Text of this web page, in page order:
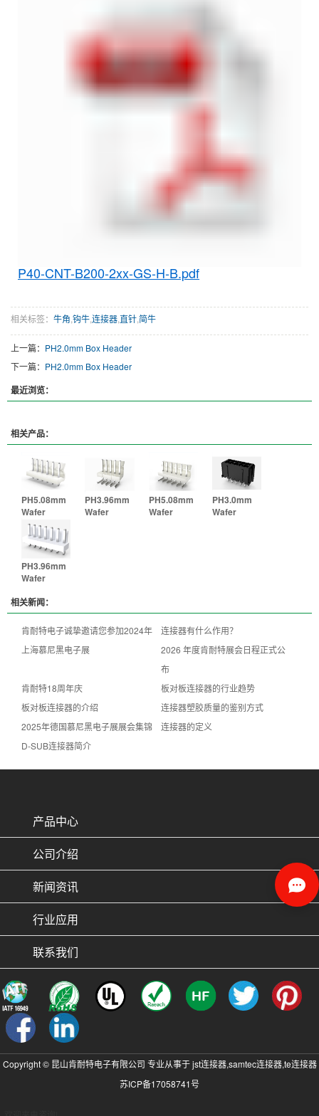
P40-CNT-B200-2xx-GS-H-B.pdf
相关标签： 牛角 钩牛连接器 直针简牛
上一篇： PH2.0mm Box Header
下一篇： PH2.0mm Box Header
最近浏览：
相关产品：
PH5.08mm
Wafer
PH3.96mm
Wafer
PH5.08mm
Wafer
PH3.0mm
Wafer
PH3.96mm
Wafer
相关新闻：
肯耐特电子诚挚邀请您参加2024年
上海慕尼黑电子展
连接器有什么作用？
2026 年度肯耐特展会日程正式公
布
肯耐特18周年庆
板对板连接器的行业趋势
板对板连接器的介绍
连接器塑胶质量的鉴别方式
2025年德国慕尼黑电子展展会集锦
连接器的定义
D-SUB连接器简介
产品中心
公司介绍
新闻资讯
行业应用
联系我们
Copyright © 昆山肯耐特电子有限公司 专业从事于jst连接器,samtec连接器,te连接器
苏ICP备17058741号